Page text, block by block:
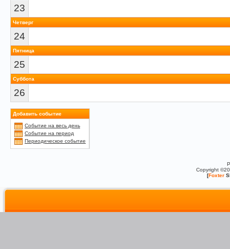
23
Четверг
24
Пятница
25
Суббота
26
Добавить событие
Событие на весь день
Событие на период
Периодическое событие
Copyright
[Foxter